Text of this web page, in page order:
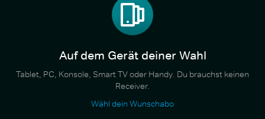
Auf dem Gerät deiner Wahl
Tablet, PC, Konsole, Smart TV oder Handy. Du brauchst keinen
Receiver.
Wähl dein Wunschabo